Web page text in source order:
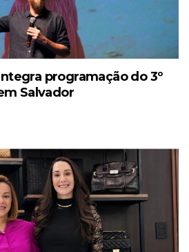
programação do 3º
Salvador